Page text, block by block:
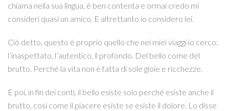
chiama nella sua lingua, è ben contenta e ormai credo mi
consideri quasi un amico. E altrettanto io considero lei.
Ciò detto, questo è proprio quello che nei miei viaggi io cerco:
l’inaspettato, l’autentico, il profondo. Del bello come del
brutto. Perché la vita non è fatta di sole gioie e ricchezze.
E poi, in fin dei conti, il bello esiste solo perché esiste anche il
brutto, così come il piacere esiste se esiste il dolore. Lo disse